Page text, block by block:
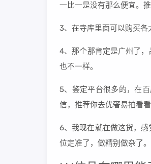
一比一是没有那么便宜。
3、在寺库里面可以购买各
4、那个那肯定是广州了
也不一样。
5、鉴定平台很多的，在
信，推荐你去优奢易拍看
6、我现在就在做这货，
位定准了，做精别做杂了。